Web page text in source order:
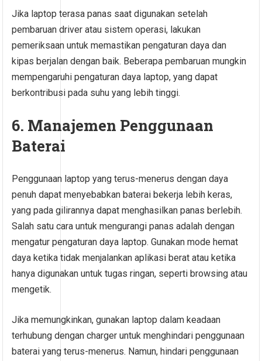
Jika laptop terasa panas saat digunakan setelah
pembaruan driver atau sistem operasi, lakukan
pemeriksaan untuk memastikan pengaturan daya dan
kipas berjalan dengan baik. Beberapa pembaruan mungkin
mempengaruhi pengaturan daya laptop, yang dapat
berkontribusi pada suhu yang lebih tinggi.
6. Manajemen Penggunaan
Baterai
Penggunaan laptop yang terus-menerus dengan daya
penuh dapat menyebabkan baterai bekerja lebih keras,
yang pada gilirannya dapat menghasilkan panas berlebih.
Salah satu cara untuk mengurangi panas adalah dengan
mengatur pengaturan daya laptop. Gunakan mode hemat
daya ketika tidak menjalankan aplikasi berat atau ketika
hanya digunakan untuk tugas ringan, seperti browsing atau
mengetik.
Jika memungkinkan, gunakan laptop dalam keadaan
terhubung dengan charger untuk menghindari penggunaan
baterai yang terus-menerus. Namun, hindari penggunaan